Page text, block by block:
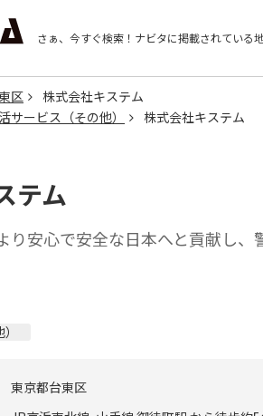
さぁ、今すぐ検索！ ナビタに掲載されている
区
株式会社キステム
サービス（その他） 株式会社キステム
テム
り安心で安全な日本へと貢献し
東京都台東区